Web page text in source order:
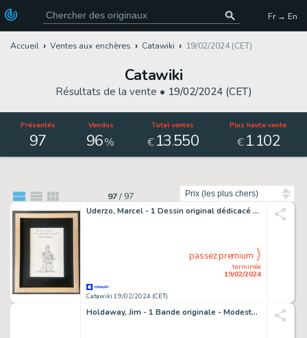
Fr → En
Accueil Ventes aux enchères Catawiki 19/02/2024 (CET)
Catawiki
Résultats de la vente • 19/02/2024 (CET)
Présentés
97
Vendus
96%
Total ventes
€ 13.550
Plus haute vente
€ 1.102
97/ 97
Uderzo, Marcel - 1 Dessin original dédicacé - Astérix - Jules César
Catawiki 19/02/2024 (CET)
terminée
19/02/2024
passez premium
Holdaway, Jim - 1 Bande originale - Modesty Blaise - The Black Pearl - 1967